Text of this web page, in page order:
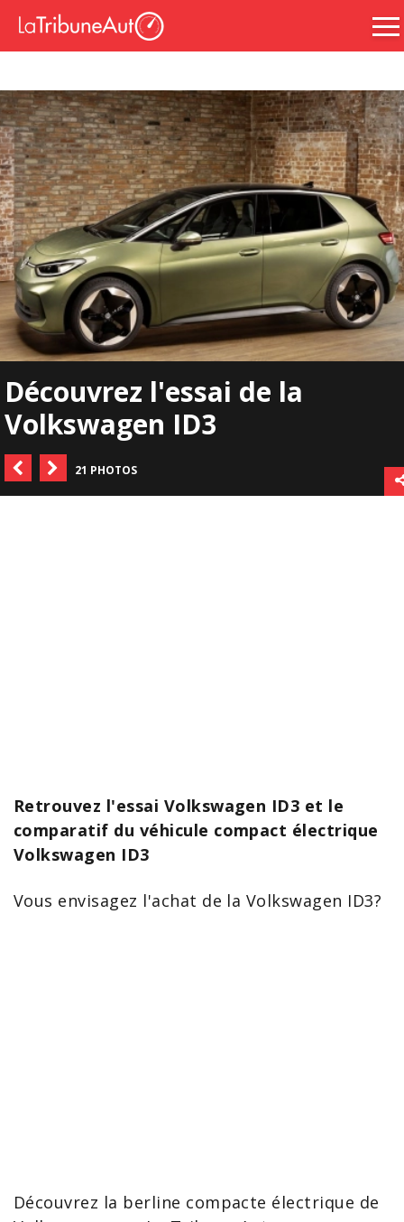
Découvrez l'essai de la
Volkswagen ID3
21 PHOTOS
Retrouvez l'essai Volkswagen ID3 et le
comparatif du véhicule compact électrique
Volkswagen ID3
Vous envisagez l'achat de la Volkswagen ID3?
Découvrez la berline compacte électrique de